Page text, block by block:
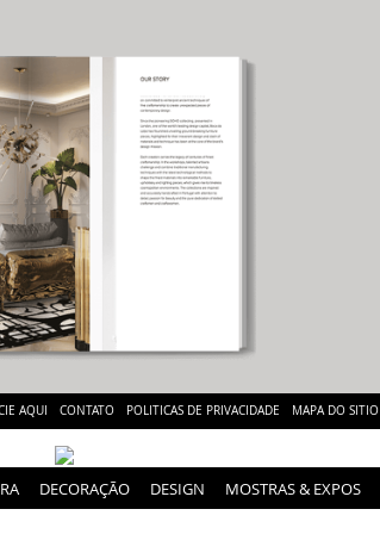
AQUI CONTATO POLITICAS DE PRIVACIDADE MAPA DO SITIO
DECORAÇÃO DESIGN MOSTRAS & EXPOS